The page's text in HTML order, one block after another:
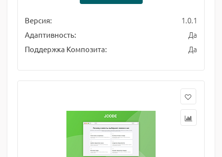
Версия: 1.0.1
Адаптивность: Да
Поддержка Композита: Да